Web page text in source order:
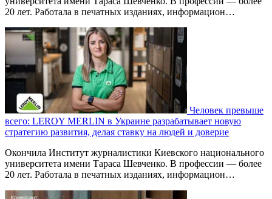
20 лет. Работала в печатных изданиях, информацион…
Человек превыше
всего: LEROY MERLIN в Украине разрабатывает новую
стратегию развития, делая ставку на людей и доверие
Окончила Институт журналистики Киевского национального
университета имени Тараса Шевченко. В профессии — более
20 лет. Работала в печатных изданиях, информацион…